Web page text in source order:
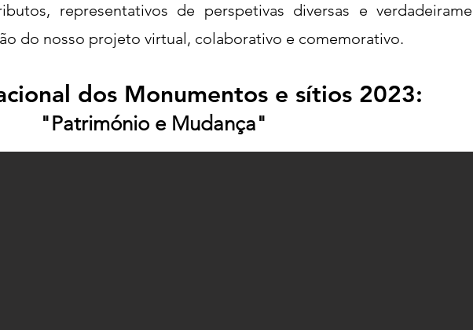
representativos de perspetivas diversas e
do nosso projeto virtual, colaborativo e comemorativo.
dos Monumentos e sítios 2023:
"Património e Mudança"